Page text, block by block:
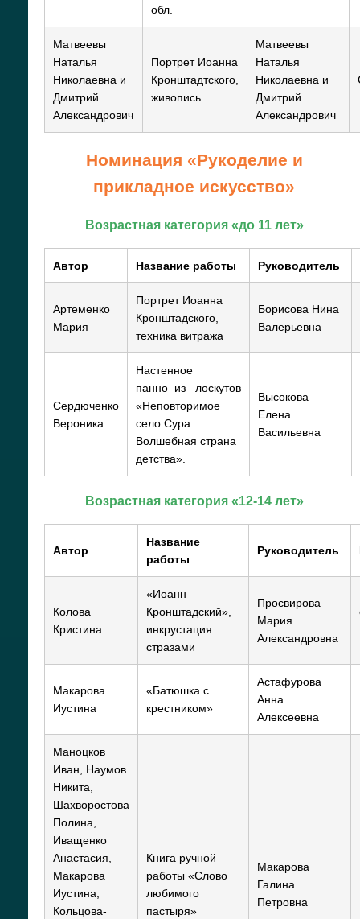
обл.
Матвеевы
Наталья
Николаевна и
Дмитрий
Александрович
Портрет Иоанна
Кронштадтского,
живопись
Матвеевы
Наталья
Николаевна и
Дмитрий
Александрович
Номинация «Рукоделие и
прикладное искусство»
Возрастная категория «до 11 лет»
Автор Название работы Руководитель
Артеменко
Мария
Портрет Иоанна
Кронштадского,
техника витража
Борисова Нина
Валерьевна
Сердюченко
Вероника
Настенное
панно из лоскутов
«Неповторимое
село Сура.
Волшебная страна
детства».
Высокова
Елена
Васильевна
Возрастная категория «12-14 лет»
Автор
Название
работы
Руководитель
Колова
Кристина
«Иоанн
Кронштадский»,
инкрустация
стразами
Просвирова
Мария
Александровна
Макарова
Иустина
«Батюшка с
крестником»
Астафурова
Анна
Алексеевна
Маноцков
Иван, Наумов
Никита,
Шахворостова
Полина,
Иващенко
Анастасия,
Макарова
Иустина,
Кольцова-
Книга ручной
работы «Слово
любимого
пастыря»
Макарова
Галина
Петровна